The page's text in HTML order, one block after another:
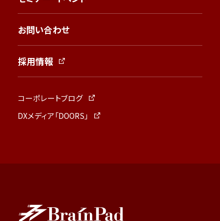
お問い合わせ
採用情報
コーポレートブログ
DXメディア「DOORS」